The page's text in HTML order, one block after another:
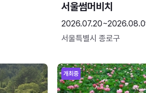
서울썸머비치
서울특별시 종로구
개최중